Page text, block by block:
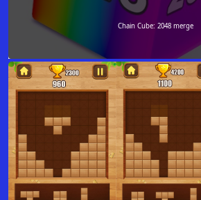
Chain Cube: 2048 merge